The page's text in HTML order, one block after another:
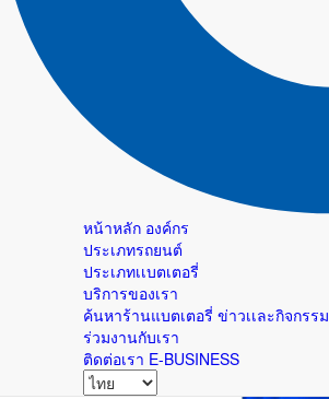
หน้าหลัก องค์กร
ประเภทรถยนต์
ประเภทเเบตเตอรี่
บริการของเรา
ค้นหาร้านแบตเตอรี่ ข่าวเเละกิจกรรม
ร่วมงานกับเรา
ติดต่อเรา E-BUSINESS